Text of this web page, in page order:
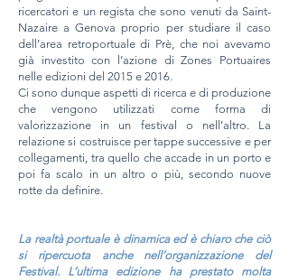
ricercatori e un regista che sono venuti da Saint-
Nazaire a Genova proprio per studiare il caso
dell’area retroportuale di Prè, che noi avevamo
già investito con l’azione di Zones Portuaires
nelle edizioni del 2015 e 2016.
Ci sono dunque aspetti di ricerca e di produzione
che vengono utilizzati come forma di
valorizzazione in un festival o nell’altro. La
relazione si costruisce per tappe successive e per
collegamenti, tra quello che accade in un porto e
poi fa scalo in un altro o più, secondo nuove
rotte da definire.
La realtà portuale è dinamica ed è chiaro che ciò
si ripercuota anche nell’organizzazione del
Festival. L’ultima edizione ha prestato molta